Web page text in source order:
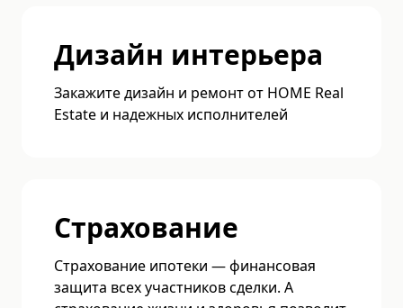
Дизайн интерьера
Закажите дизайн и ремонт от HOME Real
Estate и надежных исполнителей
Страхование
Страхование ипотеки — финансовая
защита всех участников сделки. А